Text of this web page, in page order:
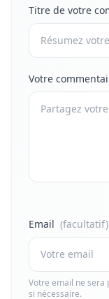
Titre de votre
Votre
Email (facultatif)
Votre email ne sera
si nécessaire.